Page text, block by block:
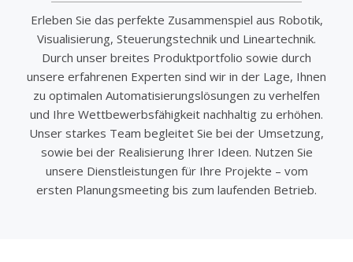
Erleben Sie das perfekte Zusammenspiel aus Robotik,
Visualisierung, Steuerungstechnik und Lineartechnik.
Durch unser breites Produktportfolio sowie durch
unsere erfahrenen Experten sind wir in der Lage, Ihnen
zu optimalen Automatisierungslösungen zu verhelfen
und Ihre Wettbewerbsfähigkeit nachhaltig zu erhöhen.
Unser starkes Team begleitet Sie bei der Umsetzung,
sowie bei der Realisierung Ihrer Ideen. Nutzen Sie
unsere Dienstleistungen für Ihre Projekte – vom
ersten Planungsmeeting bis zum laufenden Betrieb.